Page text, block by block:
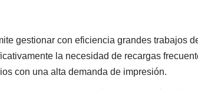
gestionar con eficiencia grandes trabajos
la necesidad de recargas
con una alta demanda de impresión.